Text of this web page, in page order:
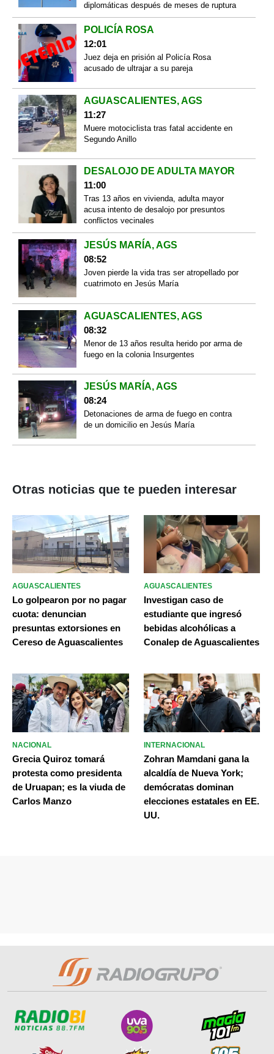
diplomáticas después de meses de ruptura
POLICÍA ROSA
12:01
Juez deja en prisión al Policía Rosa
acusado de ultrajar a su pareja
AGUASCALIENTES, AGS
11:27
Muere motociclista tras fatal accidente en
Segundo Anillo
DESALOJO DE ADULTA MAYOR
11:00
Tras 13 años en vivienda, adulta mayor
acusa intento de desalojo por presuntos
conflictos vecinales
JESÚS MARÍA, AGS
08:52
Joven pierde la vida tras ser atropellado por
cuatrimoto en Jesús María
AGUASCALIENTES, AGS
08:32
Menor de 13 años resulta herido por arma de
fuego en la colonia Insurgentes
JESÚS MARÍA, AGS
08:24
Detonaciones de arma de fuego en contra
de un domicilio en Jesús María
Otras noticias que te pueden interesar
AGUASCALIENTES
Lo golpearon por no pagar
cuota: denuncian
presuntas extorsiones en
Cereso de Aguascalientes
AGUASCALIENTES
Investigan caso de
estudiante que ingresó
bebidas alcohólicas a
Conalep de Aguascalientes
NACIONAL
Grecia Quiroz tomará
protesta como presidenta
de Uruapan; es la viuda de
Carlos Manzo
INTERNACIONAL
Zohran Mamdani gana la
alcaldía de Nueva York;
demócratas dominan
elecciones estatales en EE.
UU.